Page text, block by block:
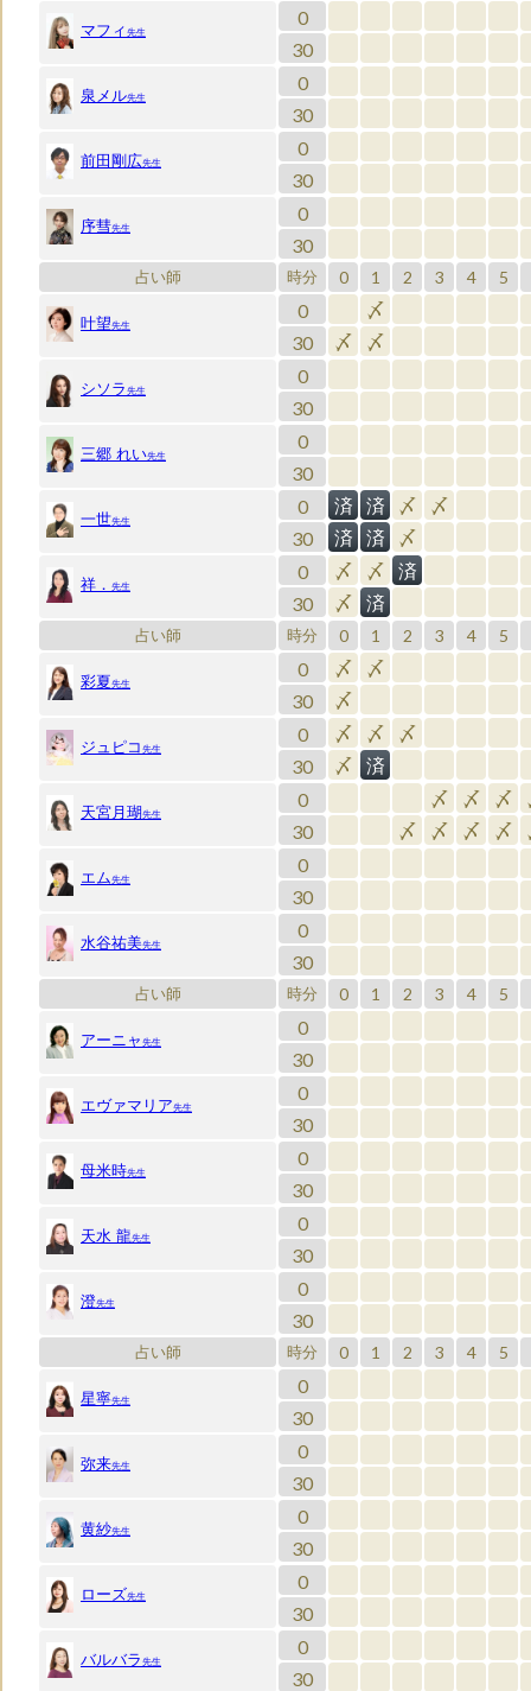
マフィ 先生
0
30
泉メル先生
0
30
前田剛広先生
0
30
序彗先生
0
30
占い師 時分 0 1 2 3 4 5
叶望先生
0 〆
30 〆 〆
シソラ 先生
0
30
三郷 れい先生
0
30
一世先生
0 済 済 〆 〆
30 済 済 〆
祥． 先生
0 〆 〆 済
30 〆 済
占い師 時分 0 1 2 3 4 5
彩夏先生
0 〆 〆
30 〆
ジュピコ 先生
0 〆 〆 〆
30 〆 済
天宮月瑚先生
0 〆 〆 〆
30 〆 〆 〆 〆
エム先生
0
30
水谷祐美先生
0
30
占い師 時分 0 1 2 3 4 5
アーニャ 先生
0
30
エヴァマリア先生
0
30
母米時先生
0
30
天水 龍先生
0
30
澄先生
0
30
占い師 時分 0 1 2 3 4 5
星寧先生
0
30
弥来先生
0
30
黄紗先生
0
30
ローズ先生
0
30
バルバラ 先生
0
30